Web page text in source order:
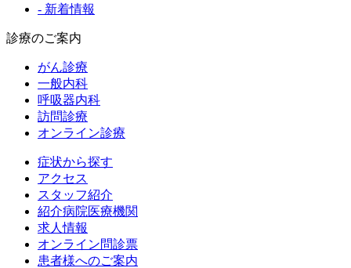
- 新着情報
診療のご案内
がん診療
一般内科
呼吸器内科
訪問診療
オンライン診療
症状から探す
アクセス
スタッフ紹介
紹介病院医療機関
求人情報
オンライン問診票
患者様へのご案内